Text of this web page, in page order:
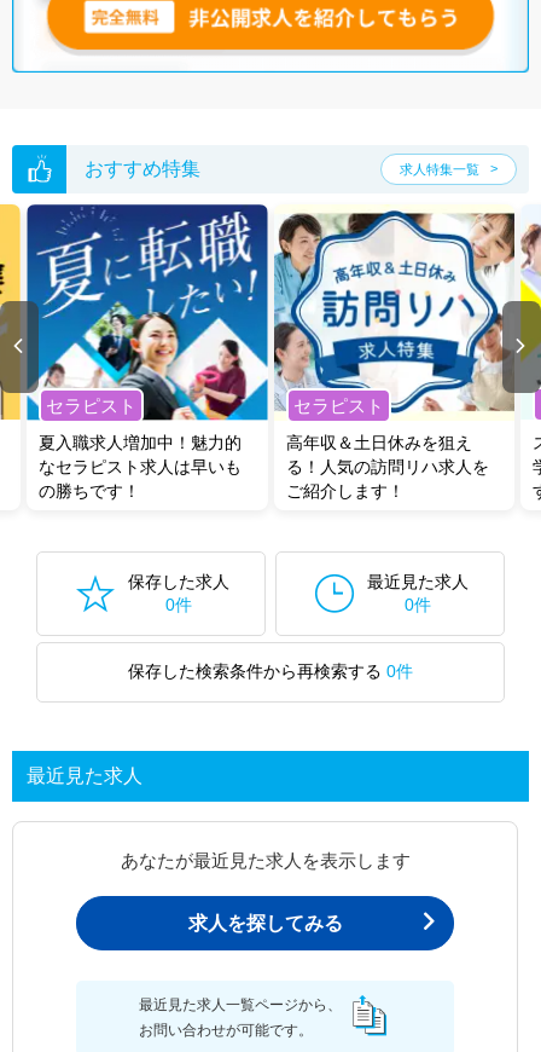
おすすめ特集 求人特集一覧
セラピスト
夏入職求人増加中！魅力的
なセラピスト求人は早いも
の勝ちです！
セラピスト
高年収＆土日休みを狙え
る！人気の訪問リハ求人を
ご紹介します！
保存した求人
0件
最近見た求人
0件
保存した検索条件から再検索する 0件
最近見た求人
あなたが最近見た求人を表示します
求人を探してみる
最近見た求人一覧ページから、
お問い合わせが可能です。